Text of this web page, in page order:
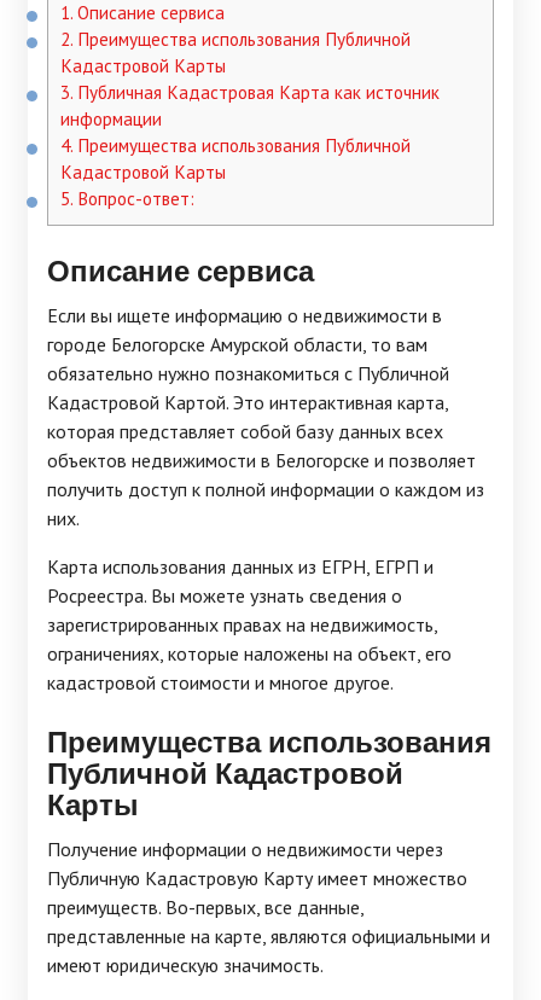
1. Описание сервиса
2. Преимущества использования Публичной
Кадастровой Карты
3. Публичная Кадастровая Карта как источник
информации
4. Преимущества использования Публичной
Кадастровой Карты
5. Вопрос-ответ:
Описание сервиса
Если вы ищете информацию о недвижимости в
городе Белогорске Амурской области, то вам
обязательно нужно познакомиться с Публичной
Кадастровой Картой. Это интерактивная карта,
которая представляет собой базу данных всех
объектов недвижимости в Белогорске и позволяет
получить доступ к полной информации о каждом из
них.
Карта использования данных из ЕГРН, ЕГРП и
Росреестра. Вы можете узнать сведения о
зарегистрированных правах на недвижимость,
ограничениях, которые наложены на объект, его
кадастровой стоимости и многое другое.
Преимущества использования
Публичной Кадастровой
Карты
Получение информации о недвижимости через
Публичную Кадастровую Карту имеет множество
преимуществ. Во-первых, все данные,
представленные на карте, являются официальными и
имеют юридическую значимость.